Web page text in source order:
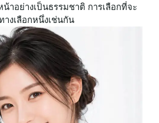
าอย่างเป็นธรรมชาติ การเลือกที่จะ
งเลือกหนึ่งเช่นกัน